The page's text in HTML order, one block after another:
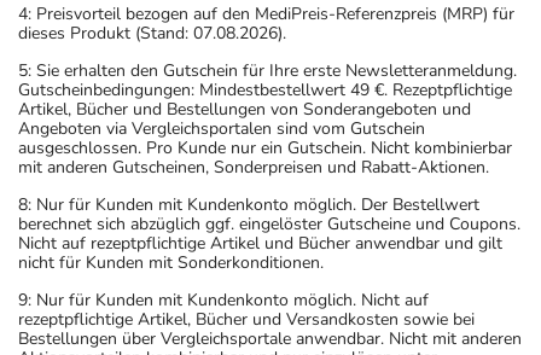
4: Preisvorteil bezogen auf den MediPreis-Referenzpreis (MRP) für
dieses Produkt (Stand: 07.08.2026).
5: Sie erhalten den Gutschein für Ihre erste Newsletteranmeldung.
Gutscheinbedingungen: Mindestbestellwert 49 €. Rezeptpflichtige
Artikel, Bücher und Bestellungen von Sonderangeboten und
Angeboten via Vergleichsportalen sind vom Gutschein
ausgeschlossen. Pro Kunde nur ein Gutschein. Nicht kombinierbar
mit anderen Gutscheinen, Sonderpreisen und Rabatt-Aktionen.
8: Nur für Kunden mit Kundenkonto möglich. Der Bestellwert
berechnet sich abzüglich ggf. eingelöster Gutscheine und Coupons.
Nicht auf rezeptpflichtige Artikel und Bücher anwendbar und gilt
nicht für Kunden mit Sonderkonditionen.
9: Nur für Kunden mit Kundenkonto möglich. Nicht auf
rezeptpflichtige Artikel, Bücher und Versandkosten sowie bei
Bestellungen über Vergleichsportale anwendbar. Nicht mit anderen